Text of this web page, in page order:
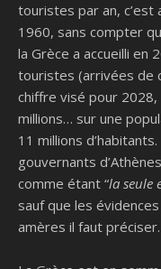
touristes par an, c’est
1960, sans compter
la Grèce a accueilli en
touristes (arrivées de
chiffre visé pour 2028,
millions… sur une
11 millions
gouvernants
comme étant “la seule
sauf que les
amères il faut préciser.